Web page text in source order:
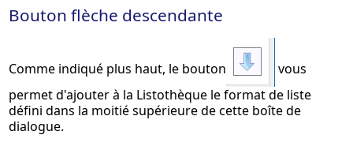
Bouton flèche descendante
Comme indiqué plus haut, le bouton
vous
permet d'ajouter à la Listothèque le format de liste
défini dans la moitié supérieure de cette boîte de
dialogue.